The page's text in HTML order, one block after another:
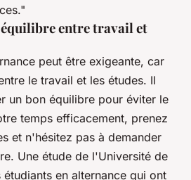
entre travail et
peut être exigeante, car
le travail et les études. Il
un bon équilibre pour éviter le
temps efficacement, prenez
et n'hésitez pas à demander
Une étude de l'Université de
en alternance qui ont